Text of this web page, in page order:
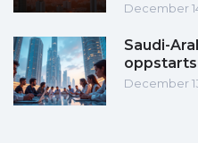
December
Saudi-
December